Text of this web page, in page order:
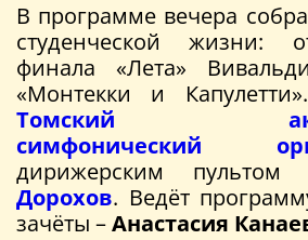
В программе вечера
студенческой жизни:
финала «Лета»
«Монтекки и
Томский
симфонический
дирижерским
Дорохов. Ведёт
зачёты –Анастасия